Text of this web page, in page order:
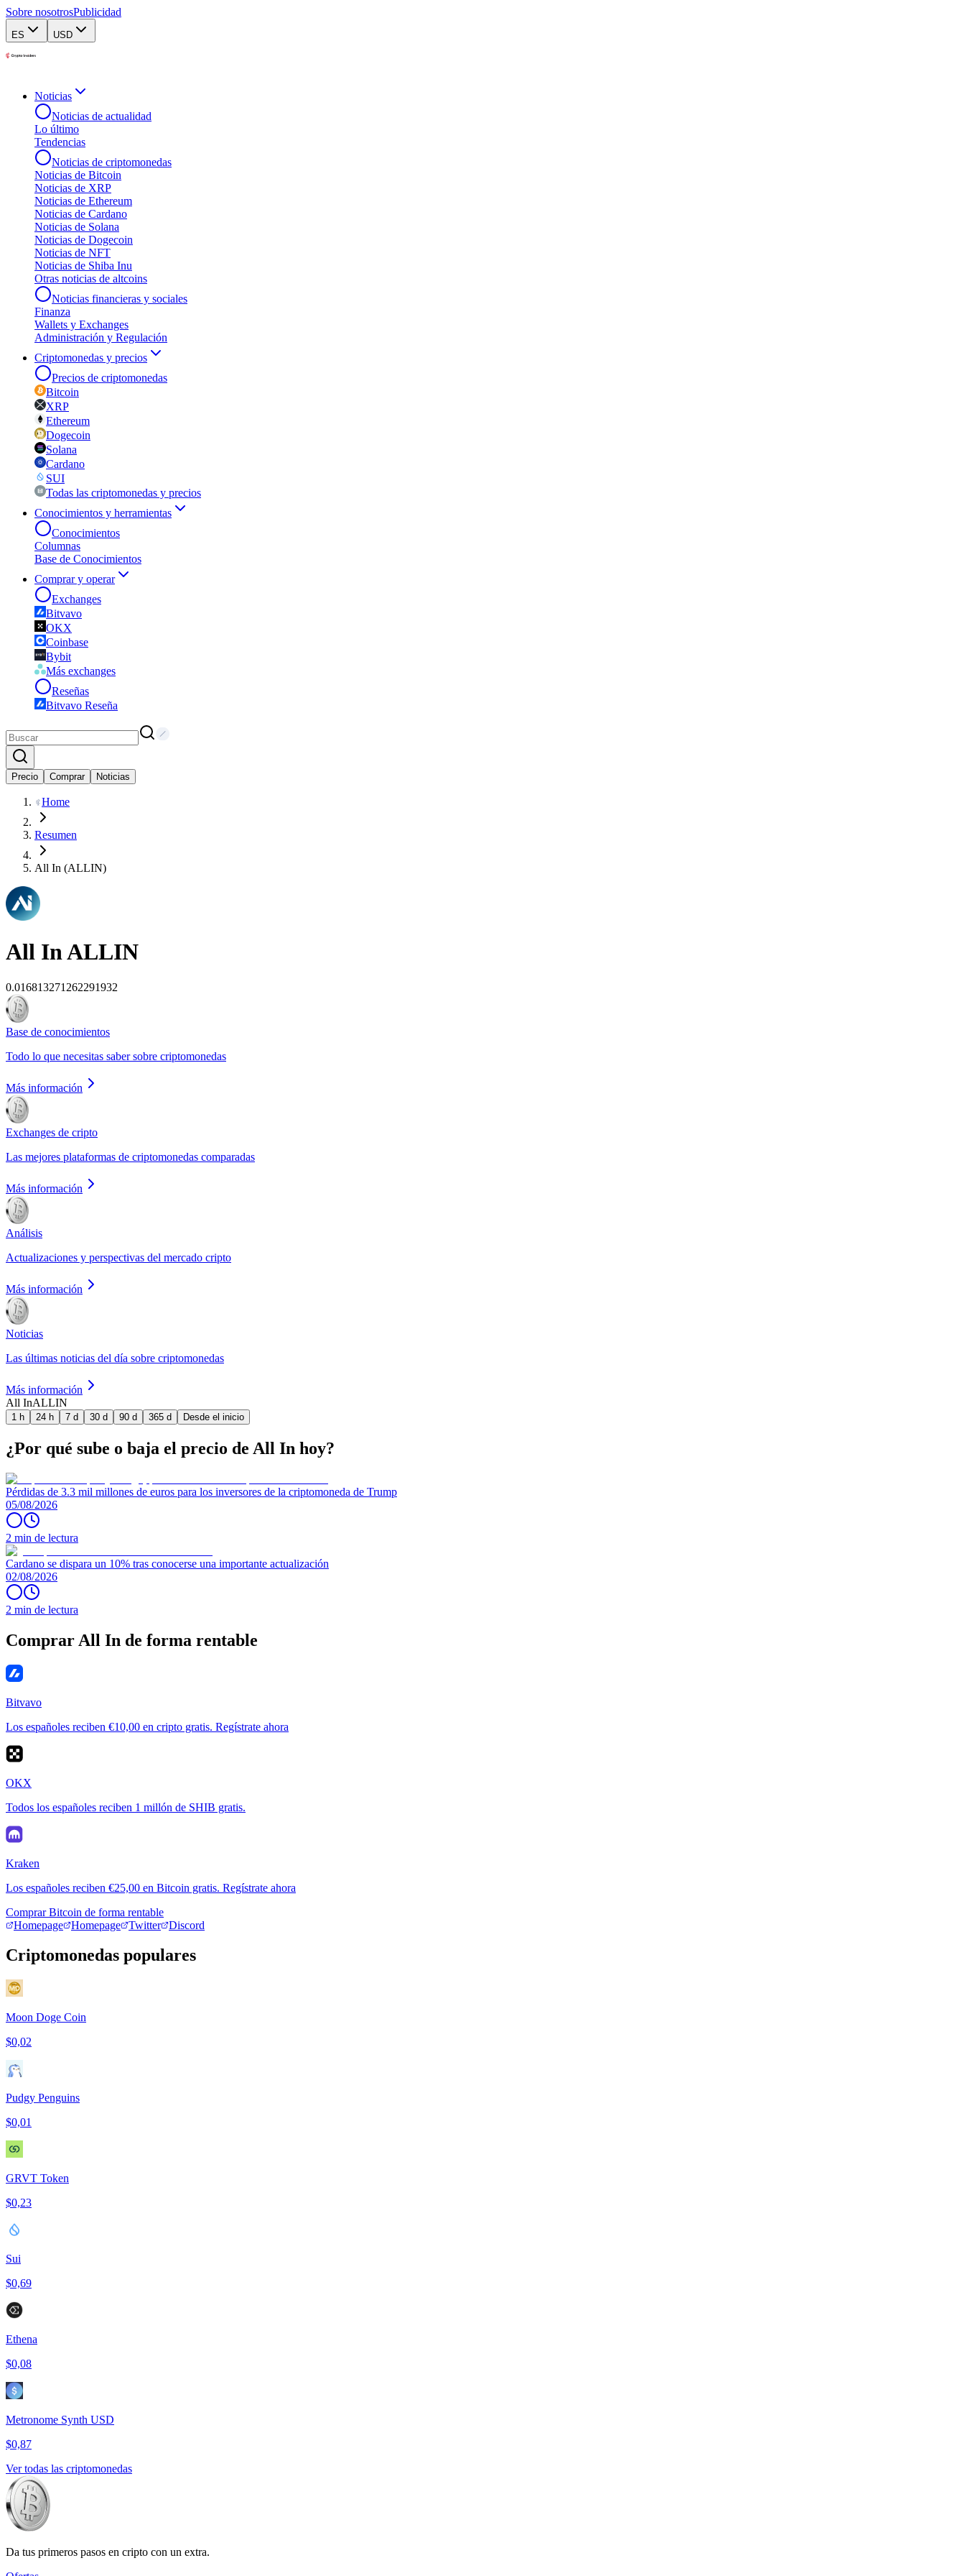
Sobre nosotrosPublicidad
ES USD
Noticias
Noticias de actualidad
Lo último
Tendencias
Noticias de criptomonedas
Noticias de Bitcoin
Noticias de XRP
Noticias de Ethereum
Noticias de Cardano
Noticias de Solana
Noticias de Dogecoin
Noticias de NFT
Noticias de Shiba Inu
Otras noticias de altcoins
Noticias financieras y sociales
Finanza
Wallets y Exchanges
Administración y Regulación
Criptomonedas y precios
Precios de criptomonedas
Bitcoin
XRP
Ethereum
Dogecoin
Solana
Cardano
SUI
Todas las criptomonedas y precios
Conocimientos y herramientas
Conocimientos
Columnas
Base de Conocimientos
Comprar y operar
Exchanges
Bitvavo
OKX
Coinbase
Bybit
Más exchanges
Reseñas
Bitvavo Reseña
Precio Comprar Noticias
Home
Resumen
All In (ALLIN)
All InALLIN
0.016813271262291932
Base de conocimientos
Todo lo que necesitas saber sobre criptomonedas
Más información
Exchanges de cripto
Las mejores plataformas de criptomonedas comparadas
Más información
Análisis
Actualizaciones y perspectivas del mercado cripto
Más información
Noticias
Las últimas noticias del día sobre criptomonedas
Más información
All InALLIN
1 h 24 h 7 d 30 d 90 d 365 d Desde el inicio
¿Por qué sube o baja el precio de All In hoy?
Pérdidas de 3.3 mil millones de euros para los inversores de la criptomoneda de Trump
05/08/2026
2 min de lectura
Cardano se dispara un 10% tras conocerse una importante actualización
02/08/2026
2 min de lectura
Comprar All In de forma rentable
Bitvavo
Los españoles reciben €10,00 en cripto gratis. Regístrate ahora
OKX
Todos los españoles reciben 1 millón de SHIB gratis.
Kraken
Los españoles reciben €25,00 en Bitcoin gratis. Regístrate ahora
Comprar Bitcoin de forma rentable
Homepage
Homepage Twitter Discord
Criptomonedas populares
Moon Doge Coin
$0,02
Pudgy Penguins
$0,01
GRVT Token
$0,23
Sui
$0,69
Ethena
$0,08
Metronome Synth USD
$0,87
Ver todas las criptomonedas
Da tus primeros pasos en cripto con un extra.